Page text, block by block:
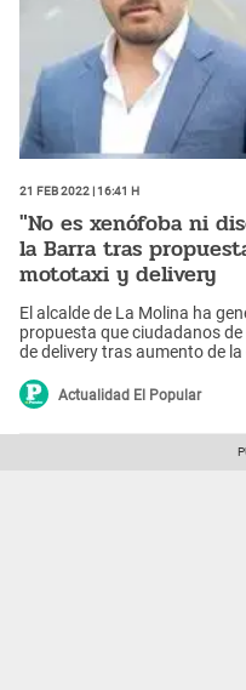
21 Feb 2022 | 16:41 h
"No es xenófoba ni
la Barra tras
mototaxi y delivery
El alcalde de La Molina ha
propuesta que ciudadanos
de delivery tras aumento de
Actualidad El Popular